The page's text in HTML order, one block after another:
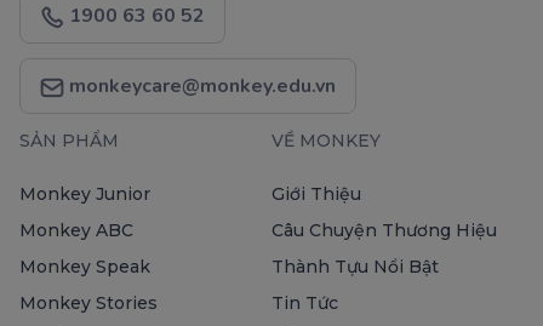
1900 63 60 52
monkeycare@monkey.edu.vn
SẢN PHẨM
Monkey Junior
Monkey ABC
Monkey Speak
Monkey Stories
VỀ MONKEY
Giới Thiệu
Câu Chuyện Thương Hiệu
Thành Tựu Nổi Bật
Tin Tức